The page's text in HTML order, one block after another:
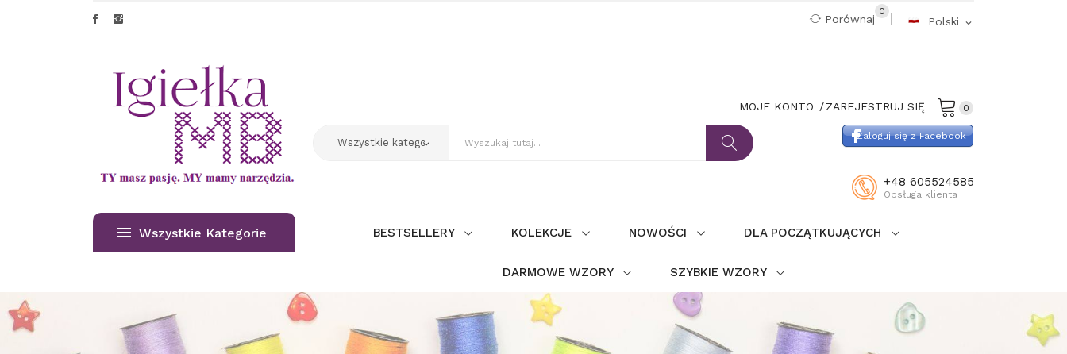
Polski expand_more
Porównaj
0
0
MOJE KONTO ZAREJESTRUJ SIĘ
+48 605524585
Obsługa klienta
Zaloguj się z Facebook
Wszystkie Kategorie BESTSELLERY KOLEKCJE NOWOŚCI DLA POCZĄTKUJĄCYCH
DARMOWE WZORY SZYBKIE WZORY